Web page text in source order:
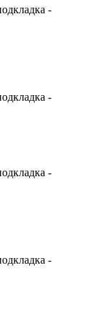
-
-
-
-